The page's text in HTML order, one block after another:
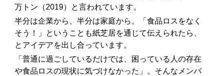
万トン（2019）と言われています。
半分は企業から、半分は家庭から。「食品ロスをなく
そう！」ということも紙芝居を通じて伝えられたら、
とアイデアを出し合っています。
「普通に過ごしているだけでは、困っている人の存在
や食品ロスの現状に気づけなかった」。そんなメンバ